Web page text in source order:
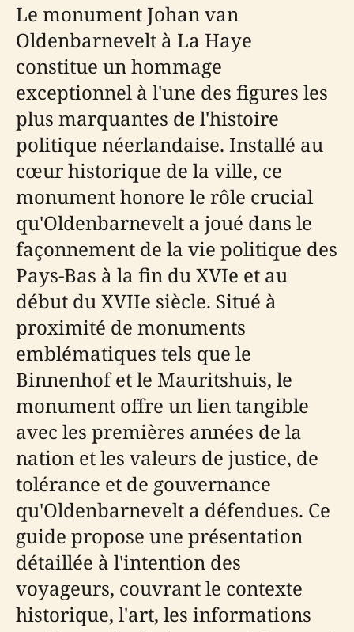
Le monument Johan van
Oldenbarnevelt à La Haye
constitue un hommage
exceptionnel à l'une des figures les
plus marquantes de l'histoire
politique néerlandaise. Installé au
cœur historique de la ville, ce
monument honore le rôle crucial
qu'Oldenbarnevelt a joué dans le
façonnement de la vie politique des
Pays-Bas à la fin du XVIe et au
début du XVIIe siècle. Situé à
proximité de monuments
emblématiques tels que le
Binnenhof et le Mauritshuis, le
monument offre un lien tangible
avec les premières années de la
nation et les valeurs de justice, de
tolérance et de gouvernance
qu'Oldenbarnevelt a défendues. Ce
guide propose une présentation
détaillée à l'intention des
voyageurs, couvrant le contexte
historique, l'art, les informations